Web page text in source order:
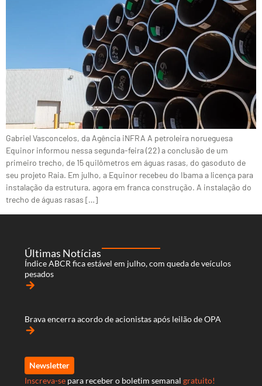
Gabriel Vasconcelos, da Agência iNFRA A petroleira norueguesa
Equinor informou nessa segunda-feira (22) a conclusão de um
primeiro trecho, de 15 quilômetros em águas rasas, do gasoduto de
seu projeto Raia. Em julho, a Equinor recebeu do Ibama a licença para
instalação da estrutura, agora em franca construção. A instalação do
trecho de águas rasas […]
Últimas Notícias
Índice ABCR fica estável em julho, com queda de veículos
pesados
arrow_forward
Brava encerra acordo de acionistas após leilão de OPA
arrow_forward
Newsletter
Inscreva-se para receber o boletim semanal gratuito!